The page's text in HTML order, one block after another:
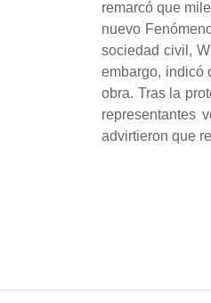
remarcó que
nuevo
sociedad civil,
embargo, indicó
obra. Tras la
representantes
advirtieron que